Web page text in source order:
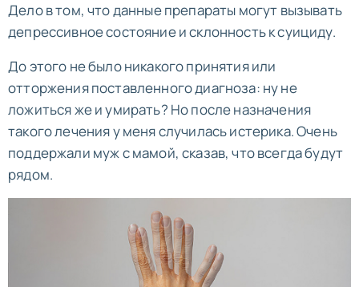
Дело в том, что данные препараты могут вызывать
депрессивное состояние и склонность к суициду.
До этого не было никакого принятия или
отторжения поставленного диагноза: ну не
ложиться же и умирать? Но после назначения
такого лечения у меня случилась истерика. Очень
поддержали муж с мамой, сказав, что всегда будут
рядом.